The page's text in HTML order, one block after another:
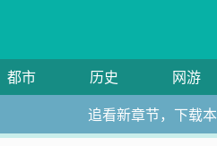
都市 历史 网游
追看新章节，下载